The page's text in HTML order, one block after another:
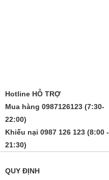
Hotline HỖ TRỢ
Mua hàng 0987126123 (7:30-
22:00)
Khiếu nại 0987 126 123 (8:00 -
21:30)
QUY ĐỊNH